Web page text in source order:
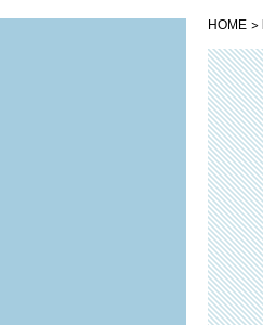
HOME